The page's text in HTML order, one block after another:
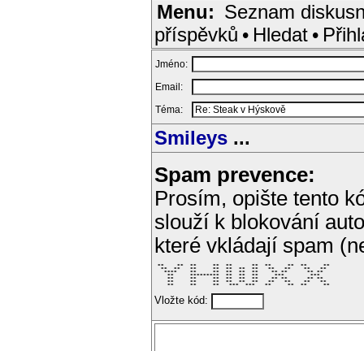
Menu: Seznam
příspěvků • Hledat •
Jméno:
Email:
Téma:
Smileys ...
Spam prevence:
Prosím, opište tento
slouží k blokování
které vkládají spam
**    **  **     **  **      **  **     **  **     **
  **  **   **     **  **  **  **   **   **    **   **
   ****    **     **  **  **  **    ** **      ** **
    **     *********  **  **  **     ***        ***
    **     **     **  **  **  **    ** **      ** **
    **     **     **  **  **  **   **   **    **   **
    **     **     **   ***  ***   **     **  **     **
Vložte kód: